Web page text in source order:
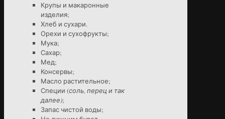
Крупы и макаронные
изделия;
Хлеб и сухари.
Орехи и сухофрукты;
Мука;
Сахар;
Мед;
Консервы;
Масло растительное;
Специи (соль, перец и так
далее);
Запас чистой воды;